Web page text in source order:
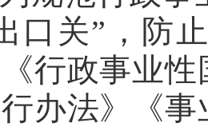
口关”，防
行政事业
办法》《